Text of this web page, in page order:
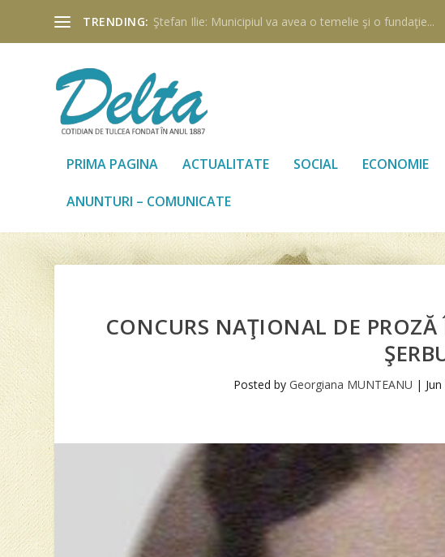
TRENDING: Ştefan Ilie: Municipiul va avea o temelie şi o fundaţie...
PRIMA PAGINA ACTUALITATE SOCIAL ECONOMIE
ANUNTURI – COMUNICATE
CONCURS NAŢIONAL DE
Posted byGeorgiana MUNTEANU |